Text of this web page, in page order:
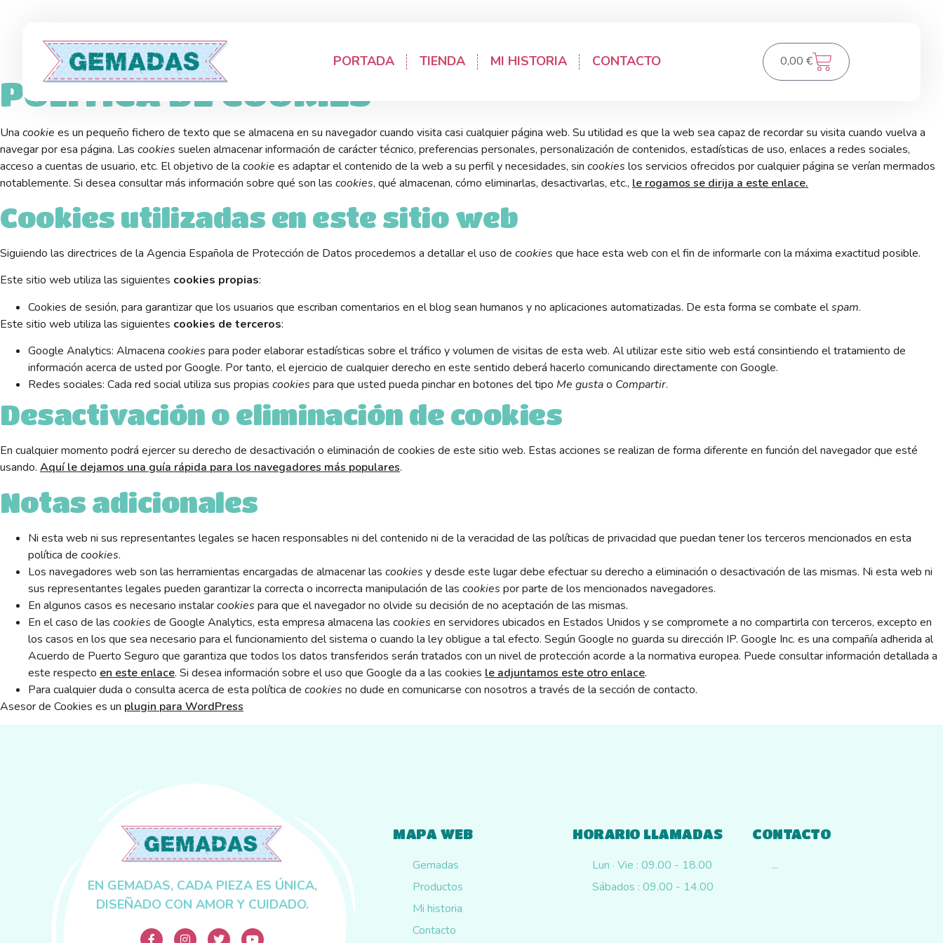
PORTADA TIENDA MI HISTORIA CONTACTO 0,00€
POLÍTICA DE COOKIES
POLÍTICA DE COOKIES
Una cookie es un pequeño fichero de texto que se almacena en su navegador cuando visita casi cualquier página web. Su utilidad es que la web sea capaz de recordar su visita cuando vuelva a
navegar por esa página. Las cookies suelen almacenar información de carácter técnico, preferencias personales, personalización de contenidos, estadísticas de uso, enlaces a redes sociales,
acceso a cuentas de usuario, etc. El objetivo de la cookie es adaptar el contenido de la web a su perfil y necesidades, sin cookies los servicios ofrecidos por cualquier página se verían mermados
notablemente. Si desea consultar más información sobre qué son las cookies, qué almacenan, cómo eliminarlas, desactivarlas, etc., le rogamos se dirija a este enlace.
Cookies utilizadas en este sitio web
Siguiendo las directrices de la Agencia Española de Protección de Datos procedemos a detallar el uso de cookies que hace esta web con el fin de informarle con la máxima exactitud posible.
Este sitio web utiliza las siguientes cookies propias:
Cookies de sesión, para garantizar que los usuarios que escriban comentarios en el blog sean humanos y no aplicaciones automatizadas. De esta forma se combate elspam.
Este sitio web utiliza las siguientes cookies de terceros:
Google Analytics: Almacena cookies para poder elaborar estadísticas sobre el tráfico y volumen de visitas de esta web. Al utilizar este sitio web está consintiendo el tratamiento de
información acerca de usted por Google. Por tanto, el ejercicio de cualquier derecho en este sentido deberá hacerlo comunicando directamente con Google.
Redes sociales: Cada red social utiliza sus propias cookies para que usted pueda pinchar en botones del tipo Me gustao Compartir.
Desactivación o eliminación de cookies
En cualquier momento podrá ejercer su derecho de desactivación o eliminación de cookies de este sitio web. Estas acciones se realizan de forma diferente en función del navegador que esté
usando. Aquí le dejamos una guía rápida para los navegadores más populares.
Notas adicionales
Ni esta web ni sus representantes legales se hacen responsables ni del contenido ni de la veracidad de las políticas de privacidad que puedan tener los terceros mencionados en esta
política de cookies.
Los navegadores web son las herramientas encargadas de almacenar las cookies y desde este lugar debe efectuar su derecho a eliminación o desactivación de las mismas. Ni esta web ni
sus representantes legales pueden garantizar la correcta o incorrecta manipulación de las cookies por parte de los mencionados navegadores.
En algunos casos es necesario instalarcookies para que el navegador no olvide su decisión de no aceptación de las mismas.
En el caso de las cookies de Google Analytics, esta empresa almacena las cookies en servidores ubicados en Estados Unidos y se compromete a no compartirla con terceros, excepto en
los casos en los que sea necesario para el funcionamiento del sistema o cuando la ley obligue a tal efecto. Según Google no guarda su dirección IP. Google Inc. es una compañía adherida al
Acuerdo de Puerto Seguro que garantiza que todos los datos transferidos serán tratados con un nivel de protección acorde a la normativa europea. Puede consultar información detallada a
este respecto en este enlace. Si desea información sobre el uso que Google da a las cookies le adjuntamos este otro enlace.
Para cualquier duda o consulta acerca de esta política de cookies no dude en comunicarse con nosotros a través de la sección de contacto.
Asesor de Cookies es un plugin para WordPress
EN GEMADAS, CADA PIEZA ES ÚNICA,
DISEÑADO CON AMOR Y CUIDADO.
MAPA WEB
Gemadas
Productos
Mi historia
Contacto
HORARIO LLAMADAS
Lun · Vie : 09.00 - 18.00
Sábados : 09.00 - 14.00
CONTACTO
...